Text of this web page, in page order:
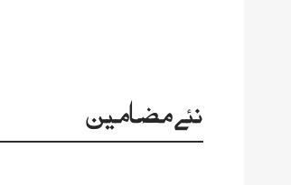
نئے مضامین